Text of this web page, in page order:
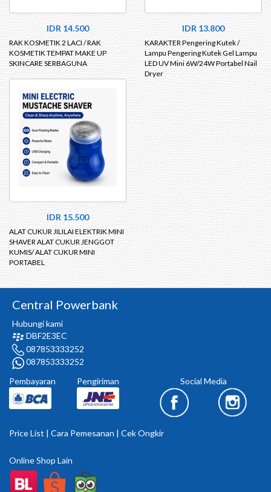
IDR 14.500
RAK KOSMETIK 2 LACI / RAK
KOSMETIK TEMPAT MAKE UP
SKINCARE SERBAGUNA
IDR 13.800
KARAKTER Pengering Kutek /
Lampu Pengering Kutek Gel Lampu
LED UV Mini 6W/24W Portabel Nail
Dryer
IDR 15.500
ALAT CUKUR JILILAI ELEKTRIK MINI
SHAVER ALAT CUKUR JENGGOT
KUMIS/ ALAT CUKUR MINI
PORTABEL
Central Powerbank
Hubungi kami
DBF2E3EC
087853333252
087853333252
Pembayaran
Pengiriman Social Media
Price List | Cara Pemesanan | Cek Ongkir
Online Shop Lain